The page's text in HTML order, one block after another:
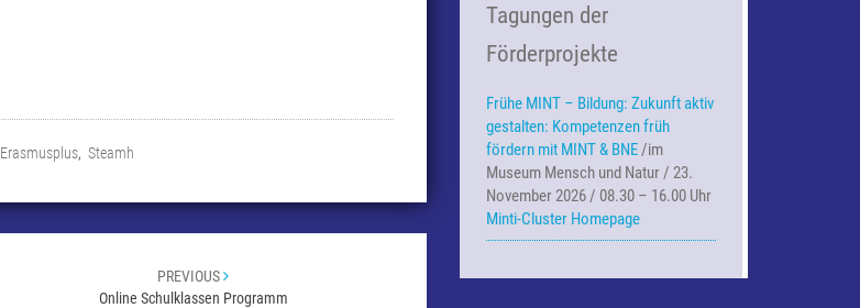
Erasmusplus, Steamh
PREVIOUS
Online Schulklassen Programm
Tagungen der
Förderprojekte
Frühe MINT – Bildung: Zukunft aktiv
gestalten: Kompetenzen früh
fördern mit MINT & BNE/im
Museum Mensch und Natur / 23.
November 2026 / 08.30 – 16.00 Uhr
Minti-Cluster Homepage